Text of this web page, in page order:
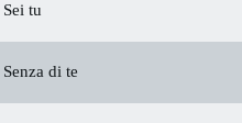
Sei tu
Senza di te